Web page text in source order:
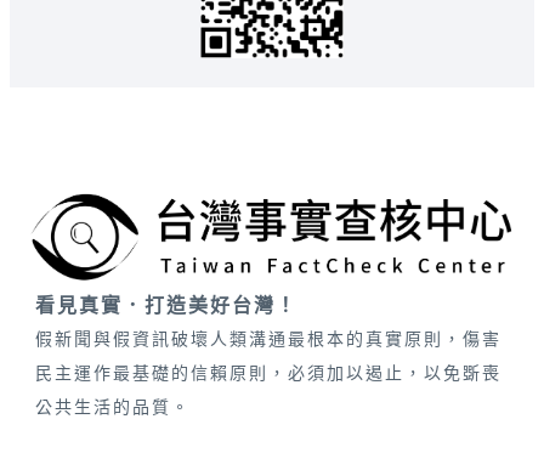
看見真實．打造美好台灣！
假新聞與假資訊破壞人類溝通最根本的真實原則，傷害
民主運作最基礎的信賴原則，必須加以遏止，以免斲喪
公共生活的品質。